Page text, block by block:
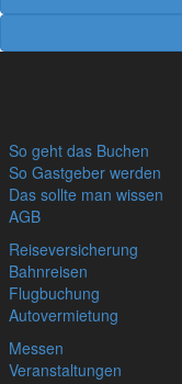
So geht das Buchen
So Gastgeber werden
Das sollte man wissen
AGB
Reiseversicherung
Bahnreisen
Flugbuchung
Autovermietung
Messen
Veranstaltungen